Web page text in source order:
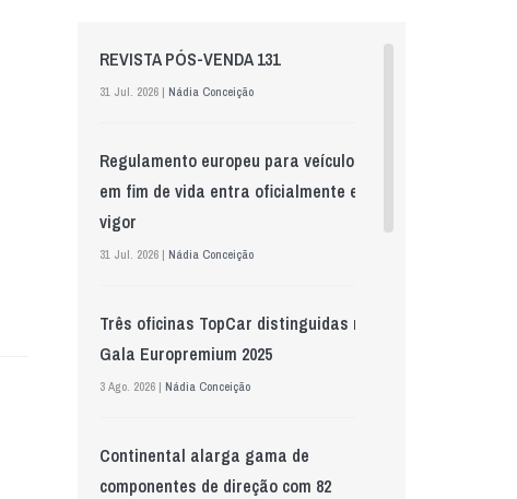
REVISTA PÓS-VENDA 131
31 Jul. 2026 | Nádia Conceição
Regulamento europeu para veículos
em fim de vida entra oficialmente em
vigor
31 Jul. 2026 | Nádia Conceição
Três oficinas TopCar distinguidas na
Gala Europremium 2025
3 Ago. 2026 | Nádia Conceição
Continental alarga gama de
componentes de direção com 82